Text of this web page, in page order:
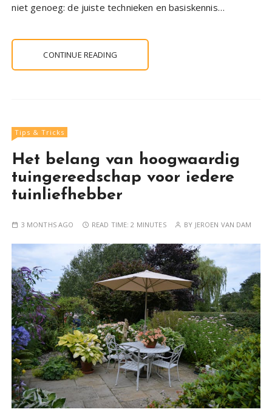
niet genoeg: de juiste technieken en basiskennis…
CONTINUE READING
Tips & Tricks
Het belang van hoogwaardig
tuingereedschap voor iedere
tuinliefhebber
3 MONTHS AGO READ TIME:2 MINUTES BY JEROEN VAN DAM